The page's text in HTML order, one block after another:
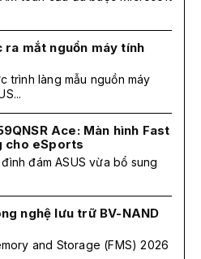
ra mắt nguồn máy tính
trình làng mẫu nguồn máy
Ace: Màn hình Fast
cho eSports
đám ASUS vừa bổ sung
nghệ lưu trữ BV-NAND
and Storage (FMS) 2026